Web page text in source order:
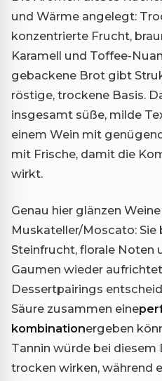
und Wärme angelegt:
konzentrierte Frucht,
Karamell und Toffee-
gebackene Brot gibt
röstige, trockene Basis.
insgesamt süße, milde
einem Wein mit
mit Frische, damit die
wirkt.
Genau hier glänzen
Muskateller/Moscato:
Steinfrucht, florale Noten
Gaumen wieder
Dessertpairings
Säure zusammen eine
kombinationergeben
Tannin würde bei diesem
trocken wirken, während